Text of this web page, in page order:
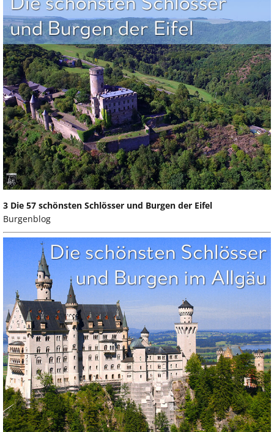
3 Die 57 schönsten Schlösser und Burgen der Eifel
Burgenblog